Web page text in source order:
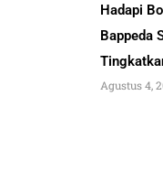
Hadapi
Bappeda
Agustus 4,